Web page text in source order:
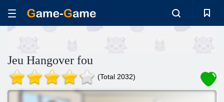
Jeu Hangover fou
(Total 2032)